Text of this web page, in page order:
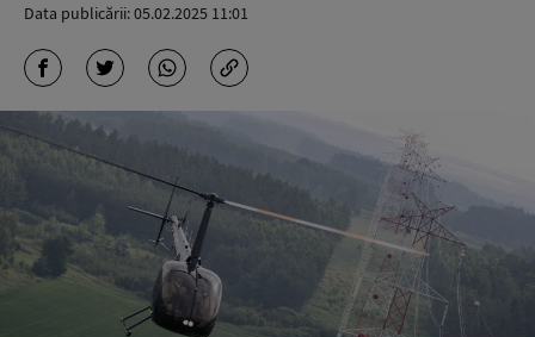
Data publicării:05.02.2025 11:01